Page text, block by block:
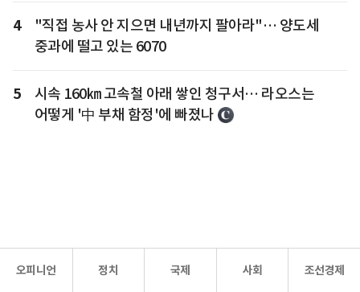
4
"직접 농사 안 지으면 내년까지 팔아라"… 양도세
중과에 떨고 있는 6070
5
시속 160㎞ 고속철 아래 쌓인 청구서… 라오스는
어떻게 '中 부채 함정'에 빠졌나
오피니언 정치 국제 사회 조선경제